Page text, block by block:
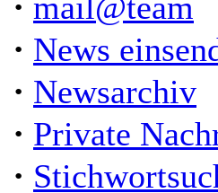
· News
· Newsarchiv
· Private
·